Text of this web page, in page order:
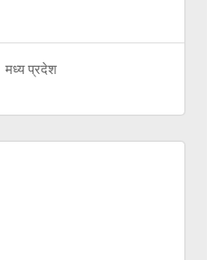
मध्य प्रदेश